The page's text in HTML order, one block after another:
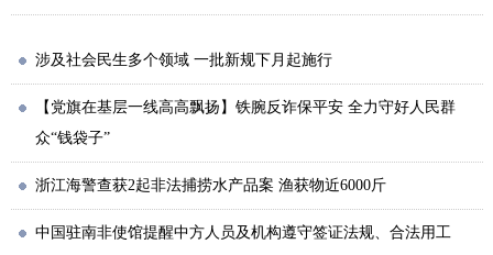
涉及社会民生多个领域 一批新规下月起施行
【党旗在基层一线高高飘扬】铁腕反诈保平安 全力守好人民群
众“钱袋子”
浙江海警查获2起非法捕捞水产品案 渔获物近6000斤
中国驻南非使馆提醒中方人员及机构遵守签证法规、合法用工